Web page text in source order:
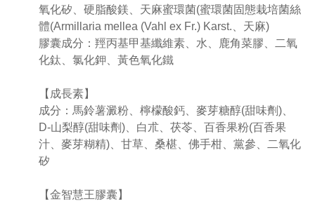
氧化矽、硬脂酸鎂、天麻蜜環菌(蜜環菌固態栽培菌絲
體(Armillaria mellea (Vahl ex Fr.) Karst.、天麻)
膠囊成分：羥丙基甲基纖維素、水、鹿角菜膠、二氧
化鈦、氯化鉀、黃色氧化鐵
【成長素】
成分：馬鈴薯澱粉、檸檬酸鈣、麥芽糖醇(甜味劑)、
D-山梨醇(甜味劑)、白朮、茯苓、百香果粉(百香果
汁、麥芽糊精)、甘草、桑椹、佛手柑、黨參、二氧化
矽
【金智慧王膠囊】